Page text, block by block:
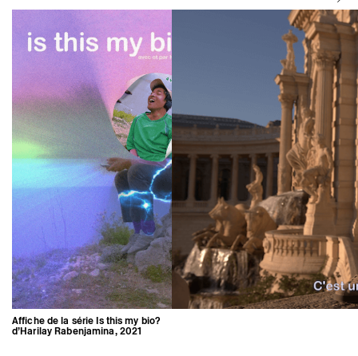
Affiche de la série Is this my bio?
d’Harilay Rabenjamina, 2021